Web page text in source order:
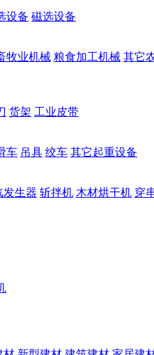
设备 磁选设备
牧业机械 粮食加工机械 其它
货架 工业皮带
车 吊具 绞车 其它起重设备
发生器 斩拌机 木材烘干机 穿